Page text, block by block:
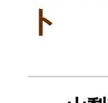
よく見
ふるさ
ト